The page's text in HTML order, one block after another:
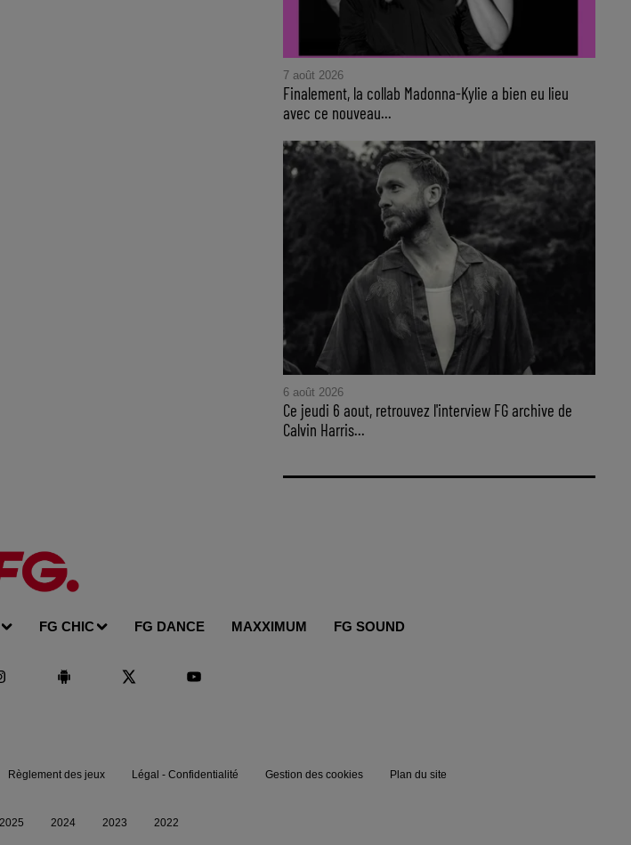
7 août 2026
Finalement, la collab Madonna-Kylie a bien eu lieu
avec ce nouveau...
6 août 2026
Ce jeudi 6 aout, retrouvez l'interview FG archive de
Calvin Harris...
FG CHIC FG DANCE MAXXIMUM FG SOUND
Règlement des jeux Légal - Confidentialité Gestion des cookies Plan du site
2025 2024 2023 2022